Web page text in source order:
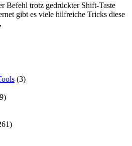
Befehl trotz gedrückter Shift-Taste
gibt es viele hilfreiche Tricks diese
(3)